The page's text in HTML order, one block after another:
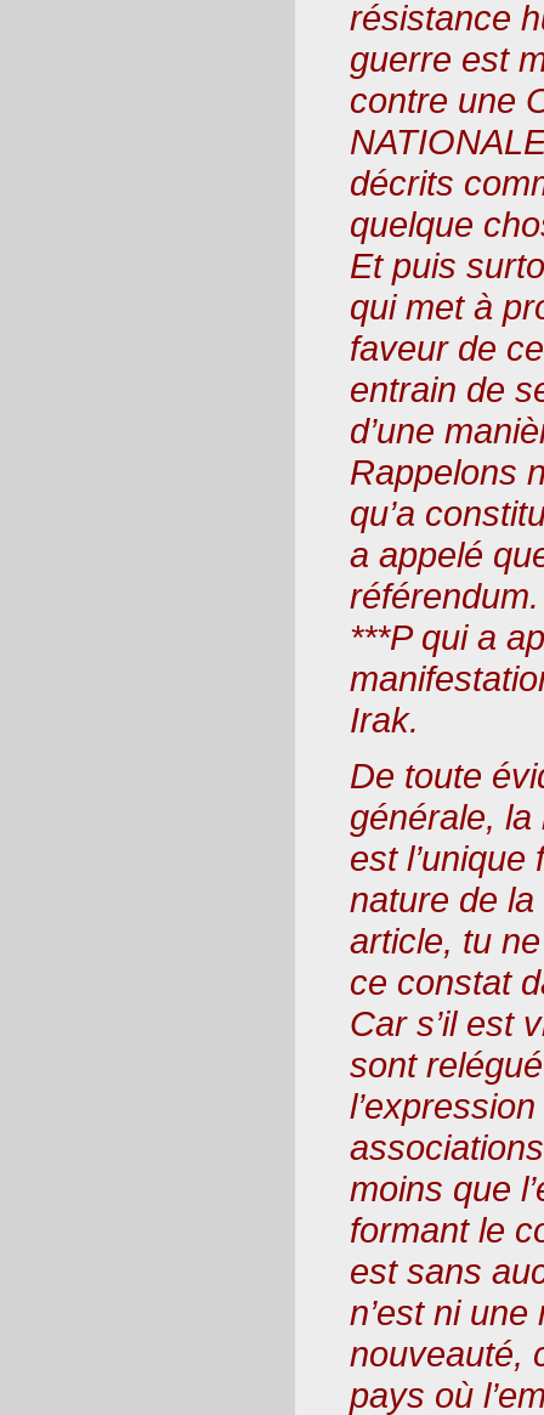
résistance
guerre est
contre une
décrits
quelque
Et puis
qui met à
faveur de
entrain de
d’une
Rappelons
qu’a
a appelé
***P qui a
Irak.
De toute
générale, la
est
nature de
article, tu
ce constat
Car s’il est
sont
moins que
formant le
est sans
n’est ni
nouveauté,
pays où